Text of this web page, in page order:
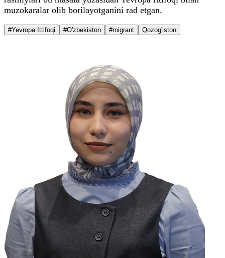
muzokaralar olib borilayotganini rad etgan.
#Yevropa Ittifoqi #O'zbekiston #migrant Qozog'iston